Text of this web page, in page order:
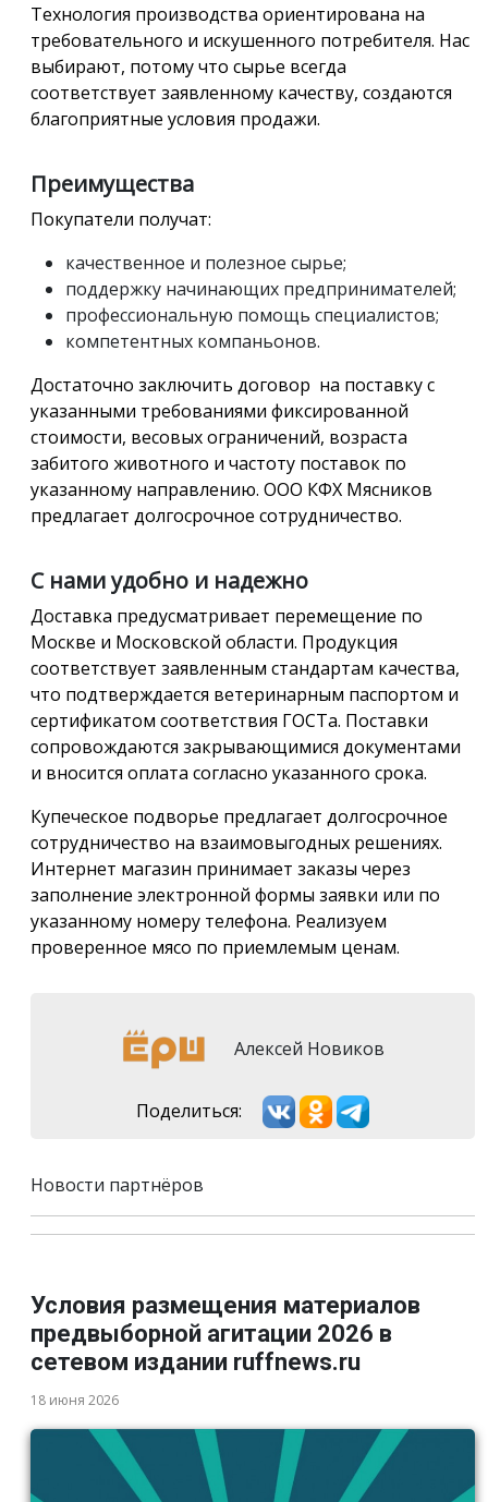
Технология производства ориентирована на
требовательного и искушенного потребителя. Нас
выбирают, потому что сырье всегда
соответствует заявленному качеству, создаются
благоприятные условия продажи.
Преимущества
Покупатели получат:
качественное и полезное сырье;
поддержку начинающих предпринимателей;
профессиональную помощь специалистов;
компетентных компаньонов.
Достаточно заключить договор на поставку с
указанными требованиями фиксированной
стоимости, весовых ограничений, возраста
забитого животного и частоту поставок по
указанному направлению. ООО КФХ Мясников
предлагает долгосрочное сотрудничество.
С нами удобно и надежно
Доставка предусматривает перемещение по
Москве и Московской области. Продукция
соответствует заявленным стандартам качества,
что подтверждается ветеринарным паспортом и
сертификатом соответствия ГОСТа. Поставки
сопровождаются закрывающимися документами
и вносится оплата согласно указанного срока.
Купеческое подворье предлагает долгосрочное
сотрудничество на взаимовыгодных решениях.
Интернет магазин принимает заказы через
заполнение электронной формы заявки или по
указанному номеру телефона. Реализуем
проверенное мясо по приемлемым ценам.
Алексей Новиков
Поделиться:
Новости партнёров
Условия размещения материалов
предвыборной агитации 2026 в
сетевом издании ruffnews.ru
18 июня 2026